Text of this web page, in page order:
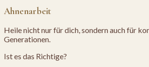
Ahnenarbeit
Heile nicht nur für dich, sondern auch für
Generationen.
Ist es das Richtige?